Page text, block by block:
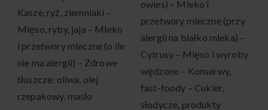
Kasze, ryż, ziemniaki –
Mięso, ryby, jaja – Mleko
i przetwory mleczne (o ile
nie ma alergii) – Zdrowe
tłuszcze: oliwa, olej
rzepakowy, masło
owies) – Mleko i
przetwory mleczne (przy
alergii na białko mleka) –
Cytrusy – Mięso i wyroby
wędzone – Konserwy,
fast-foody – Cukier,
słodycze, produkty